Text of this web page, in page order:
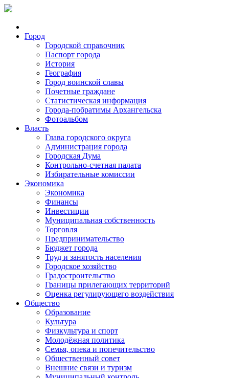
Город
Городской справочник
Паспорт города
История
География
Город воинской славы
Почетные граждане
Статистическая информация
Города-побратимы Архангельска
Фотоальбом
Власть
Глава городского округа
Администрация города
Городская Дума
Контрольно-счетная палата
Избирательные комиссии
Экономика
Экономика
Финансы
Инвестиции
Муниципальная собственность
Торговля
Предпринимательство
Бюджет города
Труд и занятость населения
Городское хозяйство
Градостроительство
Границы прилегающих территорий
Оценка регулирующего воздействия
Общество
Образование
Культура
Физкультура и спорт
Молодёжная политика
Семья, опека и попечительство
Общественный совет
Внешние связи и туризм